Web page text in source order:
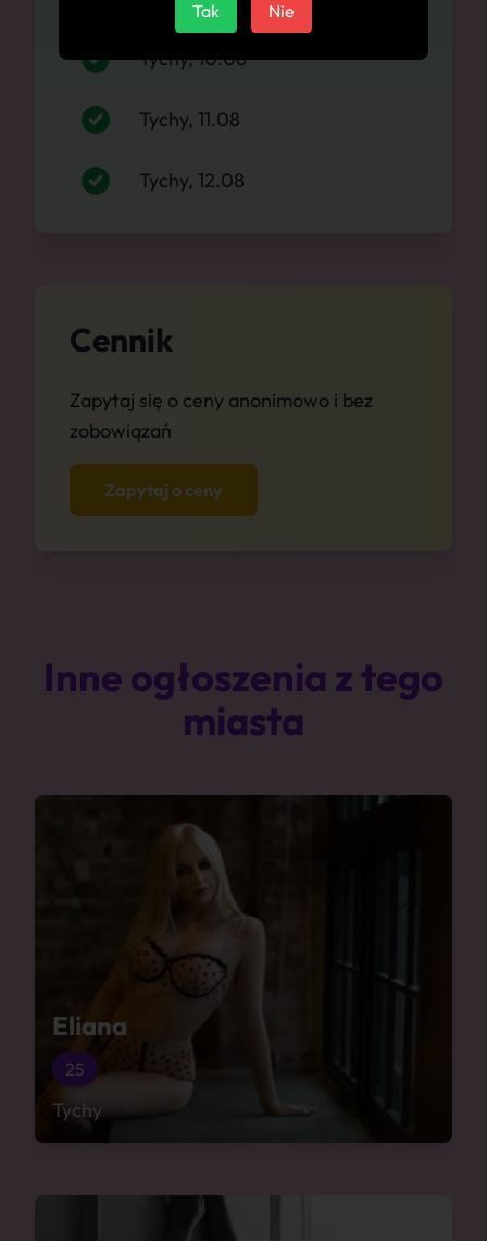
Tychy, 10.08
Tychy, 11.08
Tychy, 12.08
Cennik
Zapytaj się o ceny anonimowo i bez
zobowiązań
Zapytaj o ceny
Inne ogłoszenia z tego
miasta
Eliana
25
Tychy
Tak Nie